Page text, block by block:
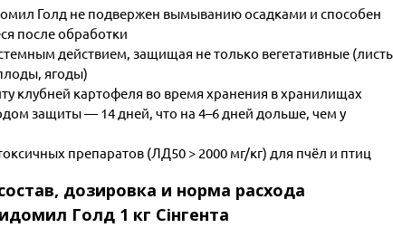
Голд не подвержен вымыванию осадками и способен
после обработки
действием, защищая не только вегетативные
ягоды)
клубней картофеля во время хранения в хранилищах
защиты — 14 дней, что на 4–6 дней дольше, чем у
препаратов (ЛД50 > 2000 мг/кг) для пчёл и птиц
дозировка и норма расхода
Голд 1 кг Сінгента